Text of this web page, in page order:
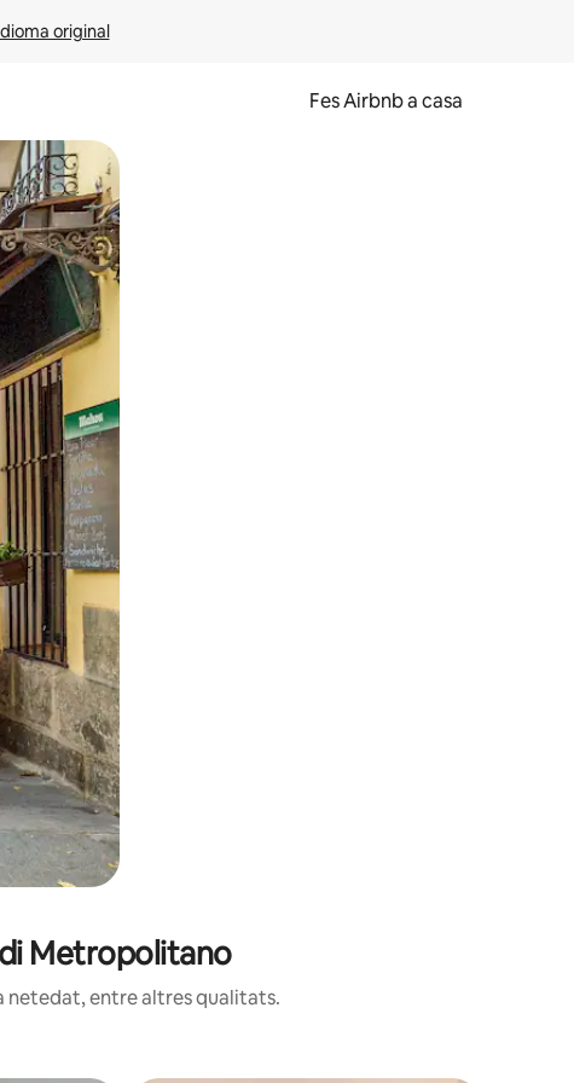
original
Fes Airbnb a casa
un toc a la pantalla o fent-hi lliscar el dit.
Metropolitano
netedat, entre altres qualitats.